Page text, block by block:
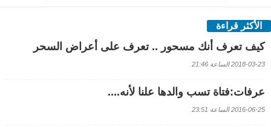
الأكثر قراءة
كيف تعرف أنك مسحور .. تعرف على أعراض السحر
2018-03-23 الساعة 21:46
عرفات:فتاة تسب والدها علنا لأنه....
2016-06-25 الساعة 23:51